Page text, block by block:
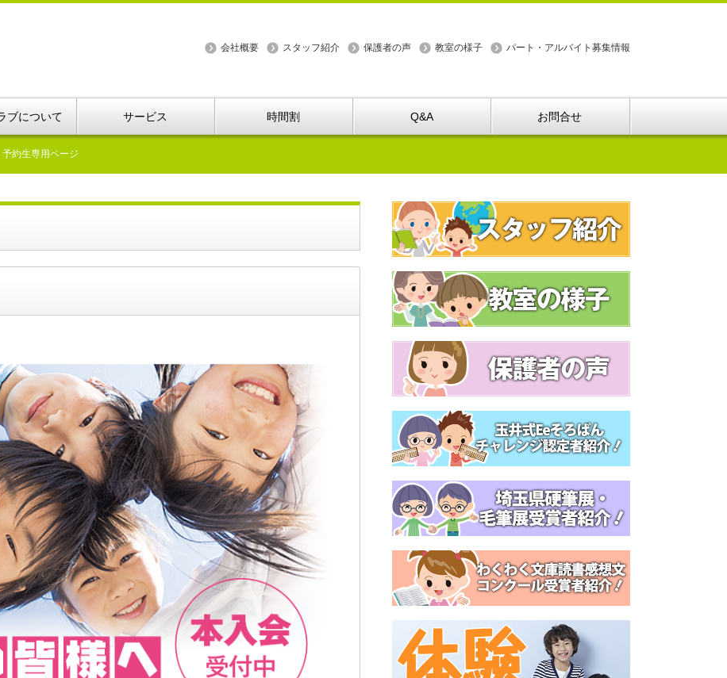
会社概要 スタッフ紹介 保護者の声 教室の様子 パート・アルバイト募集情報
ブについて サービス 時間割 Q&A お問合せ
約生専用ページ